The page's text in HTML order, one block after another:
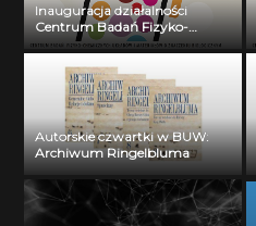
Inauguracja działalności
Centrum Badań Fizyko-
Chemicznych Układów i
Biologicznym: dr Jarosław
Choiński
Autorskie czwartki w BUW:
Archiwum Ringelbluma